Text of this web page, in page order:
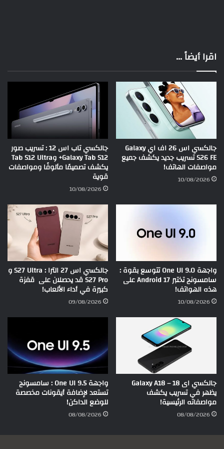
اقرا أيضاً ...
جالكسي اس 26 اف اي Galaxy
S26 FE تسريب جديد يكشف جميع
مواصفات الهاتف!
10/08/2026
جالكسي تاب اس 12 : تسريب صور
Galaxy Tab S12+ وTab S12 Ultra
يكشف تصميمًا مألوفًا ومواصفات
قوية
10/08/2026
واجهة One UI 9.0 تتوسع بقوة :
سامسونج تختبر Android 17 على
هذه الهواتف!
10/08/2026
جالكسي اس 27 الترا : S27 Ultra و
S27 Pro قد يحصلان على قفزة
كبيرة في أداء الألعاب!
09/08/2026
جالكسي اى 18 – Galaxy A18
يظهر في تسريب يكشف
مواصفاته الرئيسية!
08/08/2026
واجهة One UI 9.5 : سامسونج
تستعد لإضافة أيقونات مخصصة
للوضع الداكن!
08/08/2026